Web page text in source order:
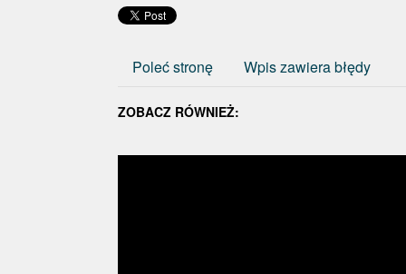
Poleć stronę Wpis zawiera błędy
ZOBACZ RÓWNIEŻ: